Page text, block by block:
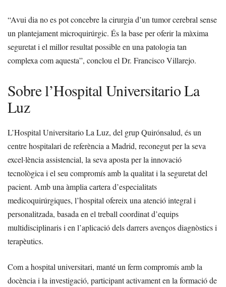
“Avui dia no es pot concebre la cirurgia d’un tumor cerebral sense
un plantejament microquirúrgic. És la base per oferir la màxima
seguretat i el millor resultat possible en una patologia tan
complexa com aquesta”, conclou el Dr. Francisco Villarejo.
Sobre l’Hospital Universitario La
Luz
L’Hospital Universitario La Luz, del grup Quirónsalud, és un
centre hospitalari de referència a Madrid, reconegut per la seva
excel·lència assistencial, la seva aposta per la innovació
tecnològica i el seu compromís amb la qualitat i la seguretat del
pacient. Amb una àmplia cartera d’especialitats
medicoquirúrgiques, l’hospital ofereix una atenció integral i
personalitzada, basada en el treball coordinat d’equips
multidisciplinaris i en l’aplicació dels darrers avenços diagnòstics i
terapèutics.
Com a hospital universitari, manté un ferm compromís amb la
docència i la investigació, participant activament en la formació de